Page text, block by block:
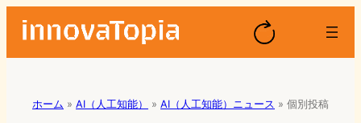
ホーム » AI（人工知能） » AI（人工知能）ニュース » 個別投稿